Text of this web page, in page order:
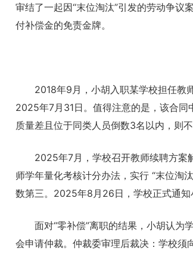
审结了一起因“末位淘汰”引发的劳动争议
付补偿金的免责金牌。
2018年9月，小胡入职某学校担任教
2025年7月31日。值得注意的是，该合
质量差且位于同类人员倒数3名以内，则
2025年7月，学校召开教师续聘方案
师学年量化考核计分办法，实行 “末位淘
数第三。2025年8月26日，学校正式通知
面对“零补偿”离职的结果，小胡认为
会申请仲裁。仲裁委审理后裁决：学校须